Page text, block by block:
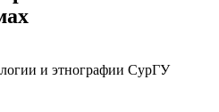
и этнографии СурГУ